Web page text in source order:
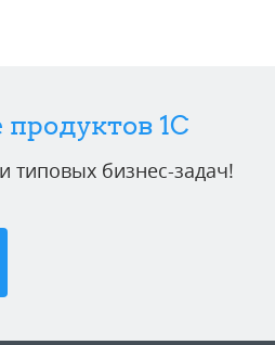
1C
бизнес-задач!